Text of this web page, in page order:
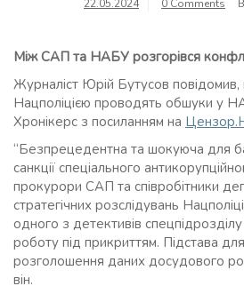
22.05.2024 0 Comments
Між САП та НАБУ розгорівся
Журналіст Юрій Бутусов
Нацполіцією проводять обшуки у
Хронікерс з посиланням на
“Безпрецедентна та шокуюча для
санкції спеціального
прокурори САП та співробітники
стратегічних розслідувань
одного з детективів
роботу під прикриттям. Підстава
розголошення даних досудового
він.